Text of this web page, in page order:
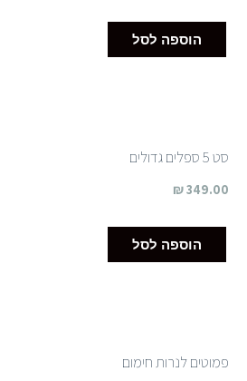
הוספה לסל
סט 5 ספלים גדולים
₪349.00
הוספה לסל
פמוטים לנרות חימום